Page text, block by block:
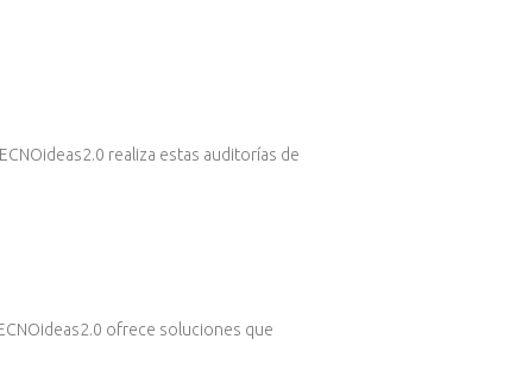
realiza estas auditorías de
ofrece soluciones que